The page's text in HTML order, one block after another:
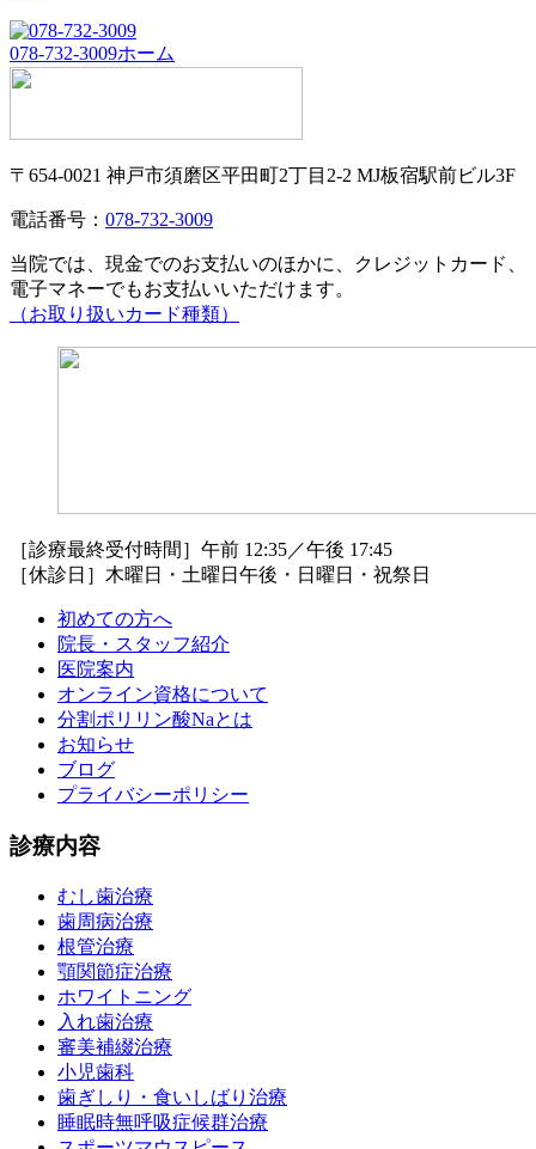
078-732-3009ホーム
〒654-0021 神戸市須磨区平田町2丁目2-2 MJ板宿駅前ビル3F
電話番号： 078-732-3009
当院では、現金でのお支払いのほかに、クレジットカード、
電子マネーでもお支払いいただけます。
（お取り扱いカード種類）
［診療最終受付時間］午前 12:35／午後 17:45
［休診日］木曜日・土曜日午後・日曜日・祝祭日
初めての方へ
院長・スタッフ紹介
医院案内
オンライン資格について
分割ポリリン酸Naとは
お知らせ
ブログ
プライバシーポリシー
診療内容
むし歯治療
歯周病治療
根管治療
顎関節症治療
ホワイトニング
入れ歯治療
審美補綴治療
小児歯科
歯ぎしり・食いしばり治療
睡眠時無呼吸症候群治療